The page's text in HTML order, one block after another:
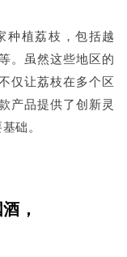
种植荔枝，包括越
。虽然这些地区的
仅让荔枝在多个区
产品提供了创新灵
础。
，